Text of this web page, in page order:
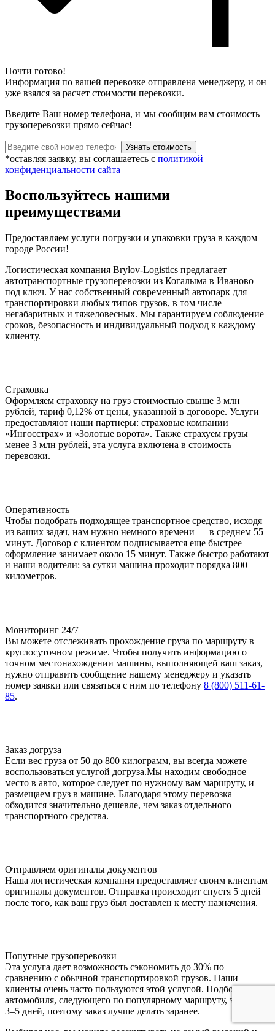
Почти готово!
Информация по вашей перевозке отправлена менеджеру, и он
уже взялся за расчет стоимости перевозки.
Введите Ваш номер телефона, и мы сообщим вам стоимость
грузоперевозки прямо сейчас!
*оставляя заявку, вы соглашаетесь с политикой
конфиденциальности сайта
Воспользуйтесь нашими
преимуществами
Предоставляем услуги погрузки и упаковки груза в каждом
городе России!
Логистическая компания Brylov-Logistics предлагает
автотранспортные грузоперевозки из Когалыма в Иваново
под ключ. У нас собственный современный автопарк для
транспортировки любых типов грузов, в том числе
негабаритных и тяжеловесных. Мы гарантируем соблюдение
сроков, безопасность и индивидуальный подход к каждому
клиенту.
Страховка
Оформляем страховку на груз стоимостью свыше 3 млн
рублей, тариф 0,12% от цены, указанной в договоре. Услуги
предоставляют наши партнеры: страховые компании
«Ингосстрах» и «Золотые ворота». Также страхуем грузы
менее 3 млн рублей, эта услуга включена в стоимость
перевозки.
Оперативность
Чтобы подобрать подходящее транспортное средство, исходя
из ваших задач, нам нужно немного времени — в среднем 55
минут. Договор с клиентом подписывается еще быстрее —
оформление занимает около 15 минут. Также быстро работают
и наши водители: за сутки машина проходит порядка 800
километров.
Мониторинг 24/7
Вы можете отслеживать прохождение груза по маршруту в
круглосуточном режиме. Чтобы получить информацию о
точном местонахождении машины, выполняющей ваш заказ,
нужно отправить сообщение нашему менеджеру и указать
номер заявки или связаться с ним по телефону 8 (800) 511-61-
85.
Заказ догруза
Если вес груза от 50 до 800 килограмм, вы всегда можете
воспользоваться услугой догруза.Мы находим свободное
место в авто, которое следует по нужному вам маршруту, и
размещаем груз в машине. Благодаря этому перевозка
обходится значительно дешевле, чем заказ отдельного
транспортного средства.
Отправляем оригиналы документов
Наша логистическая компания предоставляет своим клиентам
оригиналы документов. Отправка происходит спустя 5 дней
после того, как ваш груз был доставлен к месту назначения.
Попутные грузоперевозки
Эта услуга дает возможность сэкономить до 30% по
сравнению с обычной транспортировкой грузов. Наши
клиенты очень часто пользуются этой услугой. Подбор
автомобиля, следующего по популярному маршруту, занимает
3–5 дней, поэтому заказ лучше делать заранее.